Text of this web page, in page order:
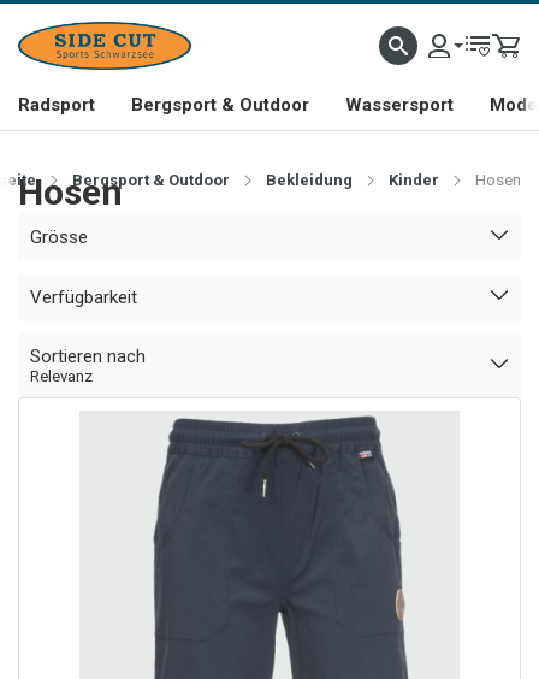
Radsport Bergsport & Outdoor Wassersport
Bergsport & Outdoor Bekleidung Kinder Hosen
Hosen
Grösse
Verfügbarkeit
Sortieren nach
Relevanz